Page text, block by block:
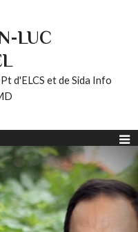
LUC
d'ELCS et de Sida Info